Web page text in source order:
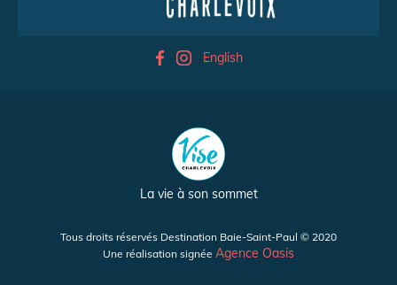
English
La vie à son sommet
Tous droits réservés Destination Baie-Saint-Paul © 2020
Une réalisation signée Agence Oasis